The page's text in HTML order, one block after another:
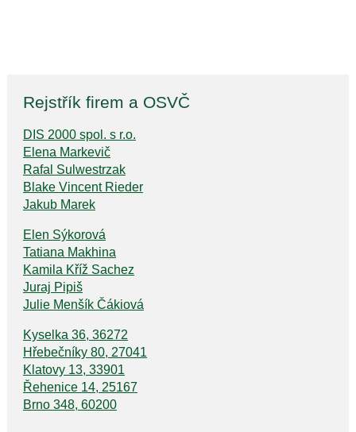
Rejstřík firem a OSVČ
DIS 2000 spol. s r.o.
Elena Markevič
Rafal Sulwestrzak
Blake Vincent Rieder
Jakub Marek
Elen Sýkorová
Tatiana Makhina
Kamila Kříž Sachez
Juraj Pipiš
Julie Menšík Čákiová
Kyselka 36, 36272
Hřebečníky 80, 27041
Klatovy 13, 33901
Řehenice 14, 25167
Brno 348, 60200